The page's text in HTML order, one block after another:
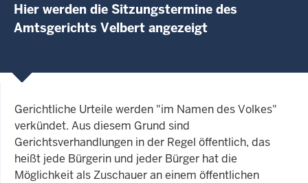
Hier werden die Sitzungstermine des
Amtsgerichts Velbert angezeigt
Gerichtliche Urteile werden "im Namen des Volkes"
verkündet. Aus diesem Grund sind
Gerichtsverhandlungen in der Regel öffentlich, das
heißt jede Bürgerin und jeder Bürger hat die
Möglichkeit als Zuschauer an einem öffentlichen